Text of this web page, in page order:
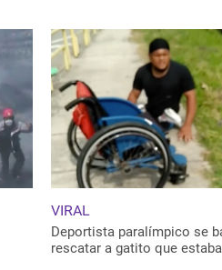
VIRAL
Deportista paralímpico se
rescatar a gatito que